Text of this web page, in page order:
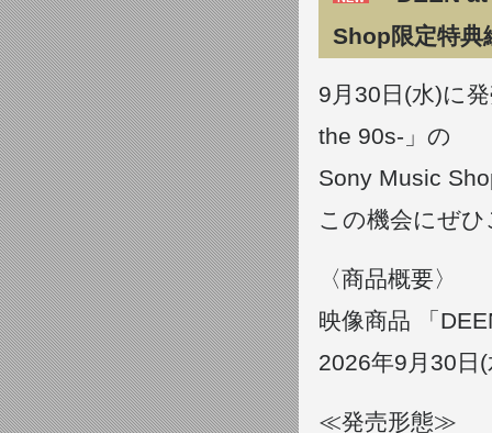
Shop限定特典
9月30日(水)に
the 90s-」の
Sony Music
この機会にぜ
〈商品概要〉
映像商品 「
2026年9月30日
≪発売形態≫